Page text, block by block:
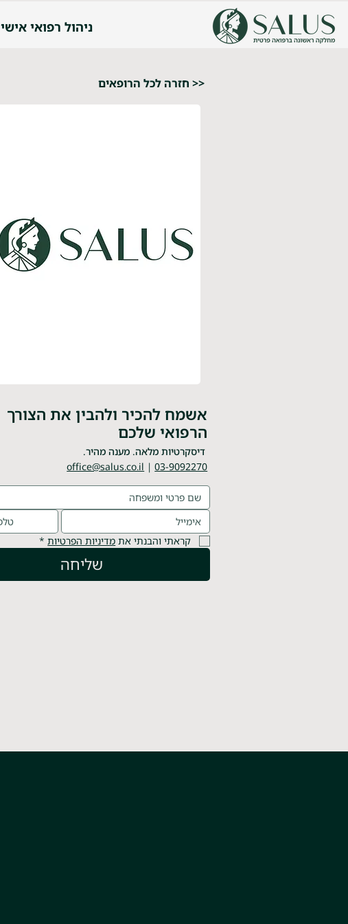
ניהול רפואי אישי
<< חזרה לכל הרופאים
אשמח להכיר ולהבין את הצורך
הרפואי שלכם
דיסקרטיות מלאה. מענה מהיר.
office@salus.co.il |03-9092270
קראתי והבנתי את מדיניות הפרטיות *
שליחה